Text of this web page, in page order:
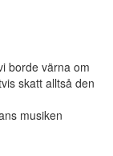
borde värna om
skatt alltså den
musiken